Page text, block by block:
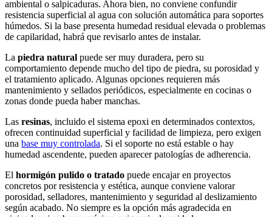
ambiental o salpicaduras. Ahora bien, no conviene confundir
resistencia superficial al agua con solución automática para soportes
húmedos. Si la base presenta humedad residual elevada o problemas
de capilaridad, habrá que revisarlo antes de instalar.
La piedra natural puede ser muy duradera, pero su
comportamiento depende mucho del tipo de piedra, su porosidad y
el tratamiento aplicado. Algunas opciones requieren más
mantenimiento y sellados periódicos, especialmente en cocinas o
zonas donde pueda haber manchas.
Las resinas, incluido el sistema epoxi en determinados contextos,
ofrecen continuidad superficial y facilidad de limpieza, pero exigen
una base muy controlada. Si el soporte no está estable o hay
humedad ascendente, pueden aparecer patologías de adherencia.
El hormigón pulido o tratado puede encajar en proyectos
concretos por resistencia y estética, aunque conviene valorar
porosidad, selladores, mantenimiento y seguridad al deslizamiento
según acabado. No siempre es la opción más agradecida en